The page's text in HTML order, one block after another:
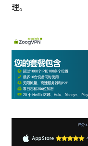
理。